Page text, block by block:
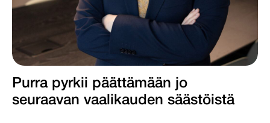
Purra pyrkii päättämään jo
seuraavan vaalikauden säästöistä